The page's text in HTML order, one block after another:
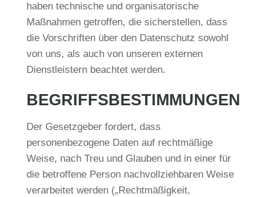
haben technische und organisatorische
Maßnahmen getroffen, die sicherstellen, dass
die Vorschriften über den Datenschutz sowohl
von uns, als auch von unseren externen
Dienstleistern beachtet werden.
BEGRIFFSBESTIMMUNGEN
Der Gesetzgeber fordert, dass
personenbezogene Daten auf rechtmäßige
Weise, nach Treu und Glauben und in einer für
die betroffene Person nachvollziehbaren Weise
verarbeitet werden („Rechtmäßigkeit,